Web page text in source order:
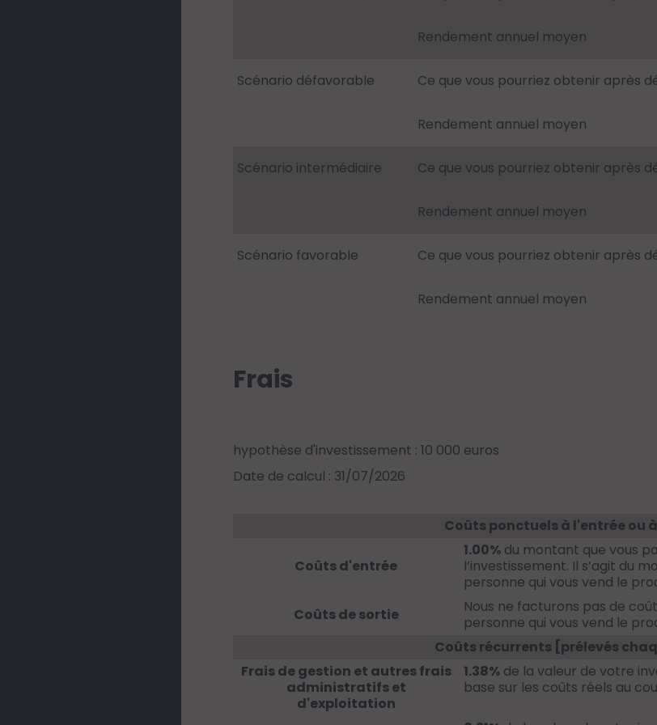
Rendement annuel moyen
Scénario défavorable Ce que vous pourriez obtenir après
Rendement annuel moyen
Scénario intermédiaire Ce que vous pourriez obtenir après
Rendement annuel moyen
Scénario favorable Ce que vous pourriez obtenir après
Rendement annuel moyen
Frais
hypothèse d'investissement : 10 000 euros
Date de calcul : 31/07/2026
Coûts ponctuels à l'entrée ou
Coûts d'entrée
1.00%du montant que vous
l’investissement. Il s’agit du
personne qui vous vend le
Coûts de sortie
Nous ne facturons pas de
personne qui vous vend le
Coûts récurrents [prélevés
Frais de gestion et autres frais
administratifs et
d'exploitation
1.38%de la valeur de votre
base sur les coûts réels au